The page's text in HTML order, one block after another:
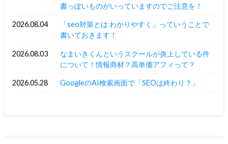
書っぽいものがいっていますのでご注意を！
2026.08.04
「seo対策とは わかりやすく」っていうことで
書いておきます！
2026.08.03
なまいきくんというスクールが炎上している件
について！情報商材？高単価アフィって？
2026.05.28 GoogleのAI検索画面で「SEOは終わり？」